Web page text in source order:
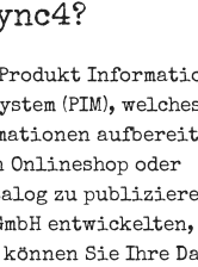
(PIM),
oder
zu
entwickelten,
Sie Ihre